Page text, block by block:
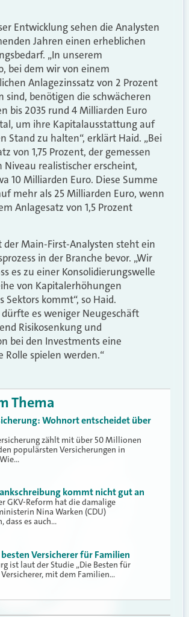
Entwicklung sehen die Analysten
Jahren einen erheblichen
„In unserem
bei dem wir von einem
Anlagezinssatz von 2 Prozent
sind, benötigen die schwächeren
bis 2035 rund 4 Milliarden Euro
um ihre Kapitalausstattung auf
Stand zu halten“, erklärt Haid. „Bei
von 1,75 Prozent, der gemessen
realistischer erscheint,
10 Milliarden Euro. Diese Summe
mehr als 25 Milliarden Euro, wenn
Anlagesatz von 1,5 Prozent
der Main-First-Analysten steht ein
in der Branche bevor. „Wir
es zu einer Konsolidierungswelle
von Kapitalerhöhungen
Sektors kommt“, so Haid.
dürfte es weniger Neugeschäft
Risikosenkung und
bei den Investments eine
Rolle spielen werden.“
Thema
Wohnort entscheidet über
zählt mit über 50 Millionen
populärsten Versicherungen in
kommt nicht gut an
GKV-Reform hat die damalige
Nina Warken (CDU)
dass es auch…
Versicherer für Familien
ist laut der Studie „Die Besten für
mit dem Familien…